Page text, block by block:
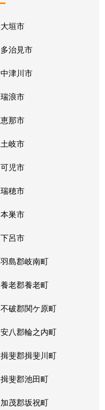
大垣市
多治見市
中津川市
瑞浪市
恵那市
土岐市
可児市
瑞穂市
本巣市
下呂市
羽島郡岐南町
養老郡養老町
不破郡関ケ原町
安八郡輪之内町
揖斐郡揖斐川町
揖斐郡池田町
加茂郡坂祝町